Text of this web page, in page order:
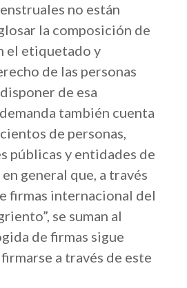
no están
la composición de
el etiquetado y
de las personas
de esa
también cuenta
de personas,
públicas y entidades de
general que, a través
firmas internacional del
se suman al
de firmas sigue
a través de este